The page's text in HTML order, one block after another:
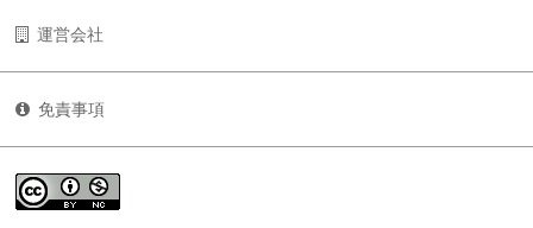
運営会社
免責事項